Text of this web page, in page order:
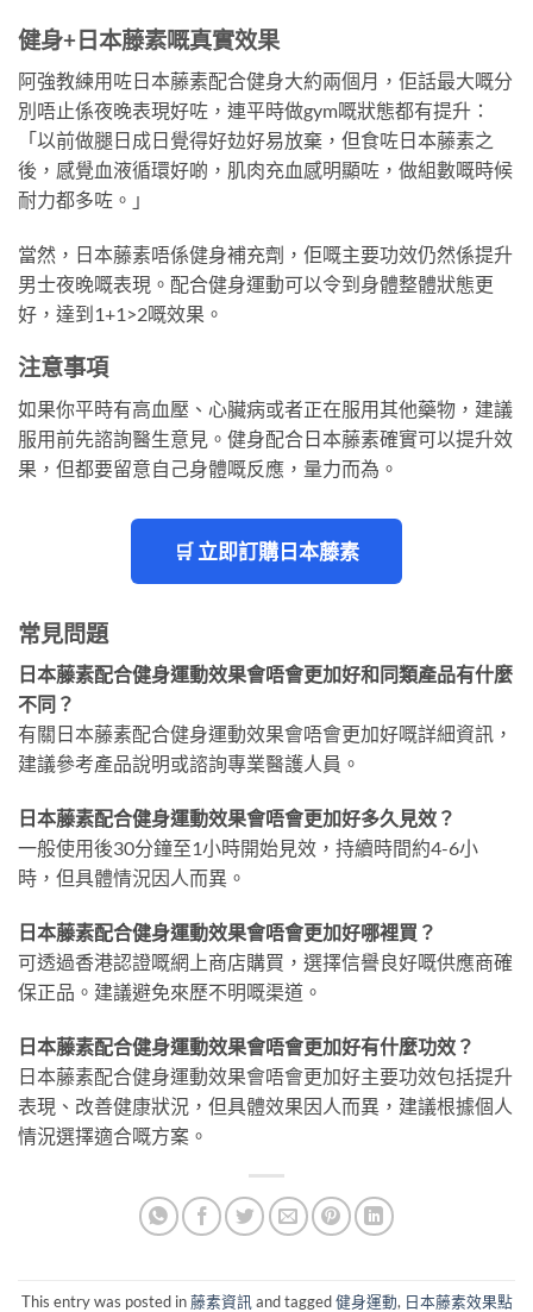
健身+日本藤素嘅真實效果
阿強教練用咗日本藤素配合健身大約兩個月，佢話最大嘅分
別唔止係夜晚表現好咗，連平時做gym嘅狀態都有提升：
「以前做腿日成日覺得好攰好易放棄，但食咗日本藤素之
後，感覺血液循環好啲，肌肉充血感明顯咗，做組數嘅時候
耐力都多咗。」
當然，日本藤素唔係健身補充劑，佢嘅主要功效仍然係提升
男士夜晚嘅表現。配合健身運動可以令到身體整體狀態更
好，達到1+1>2嘅效果。
注意事項
如果你平時有高血壓、心臟病或者正在服用其他藥物，建議
服用前先諮詢醫生意見。健身配合日本藤素確實可以提升效
果，但都要留意自己身體嘅反應，量力而為。
🛒 立即訂購日本藤素
常見問題
日本藤素配合健身運動效果會唔會更加好和同類產品有什麼
不同？
有關日本藤素配合健身運動效果會唔會更加好嘅詳細資訊，
建議參考產品說明或諮詢專業醫護人員。
日本藤素配合健身運動效果會唔會更加好多久見效？
一般使用後30分鐘至1小時開始見效，持續時間約4-6小
時，但具體情況因人而異。
日本藤素配合健身運動效果會唔會更加好哪裡買？
可透過香港認證嘅網上商店購買，選擇信譽良好嘅供應商確
保正品。建議避免來歷不明嘅渠道。
日本藤素配合健身運動效果會唔會更加好有什麼功效？
日本藤素配合健身運動效果會唔會更加好主要功效包括提升
表現、改善健康狀況，但具體效果因人而異，建議根據個人
情況選擇適合嘅方案。
This entry was posted in藤素資訊 and tagged健身運動, 日本藤素效果點